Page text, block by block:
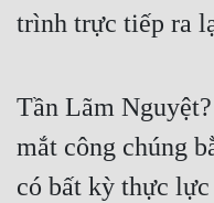
trình trực tiếp ra
Tần Lãm
mắt công chúng
có bất kỳ thực lực